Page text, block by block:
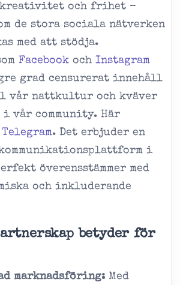
och frihet –
de stora sociala nätverken
med att stödja.
Facebook och Instagram
grad censurerat innehåll
nattkultur och kväver
i vår community. Här
Telegram. Det erbjuder en
i
överensstämmer med
och inkluderande
betyder för
marknadsföring: Med